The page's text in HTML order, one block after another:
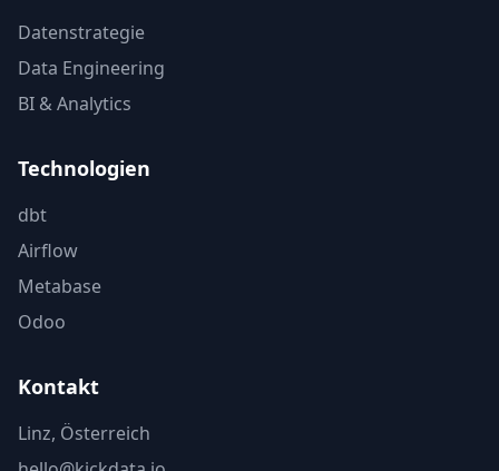
Datenstrategie
Data Engineering
BI & Analytics
Technologien
dbt
Airflow
Metabase
Odoo
Kontakt
Linz, Österreich